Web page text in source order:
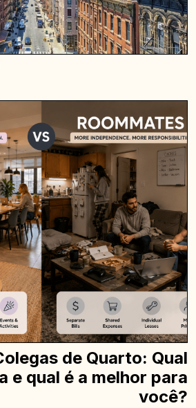
de Quarto: Qual
e qual é a melhor para
você?